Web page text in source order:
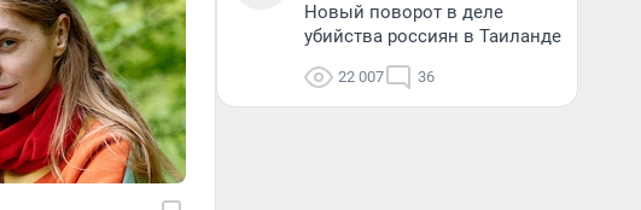
Новый поворот в деле
убийства россиян в Таиланде
22 007 36